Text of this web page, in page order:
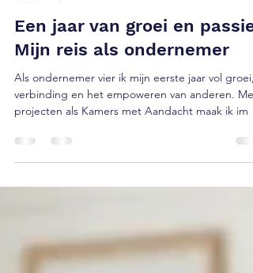
29 jan 2024
2 minuten om te lezen
Een jaar van groei en passie:
Mijn reis als ondernemer
Als ondernemer vier ik mijn eerste jaar vol groei,
projecten als Kamers met Aandacht maak ik im